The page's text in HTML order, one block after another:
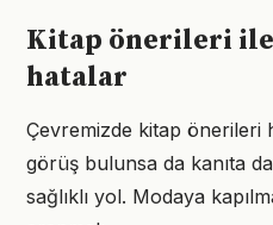
Kitap önerileri
hatalar
Çevremizde kitap önerileri
görüş bulunsa da kanıta
sağlıklı yol. Modaya